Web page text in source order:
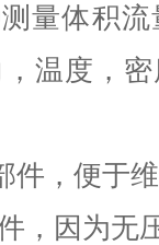
量体积
温度，
，便于维
，因为无